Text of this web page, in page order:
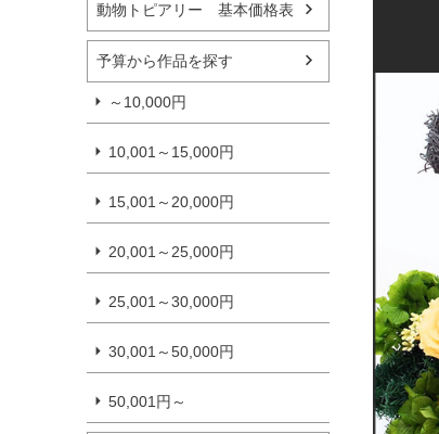
動物トピアリー 基本価格表
予算から作品を探す
～10,000円
10,001～15,000円
15,001～20,000円
20,001～25,000円
25,001～30,000円
30,001～50,000円
50,001円～